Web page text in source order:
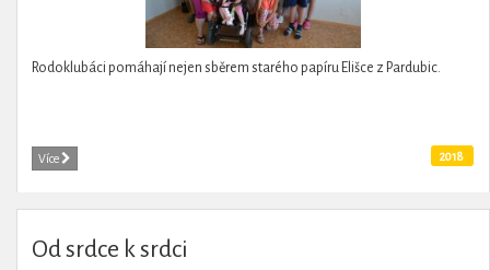
Rodoklubáci pomáhají nejen sběrem starého papíru Elišce z Pardubic.
Více 2018
Od srdce k srdci